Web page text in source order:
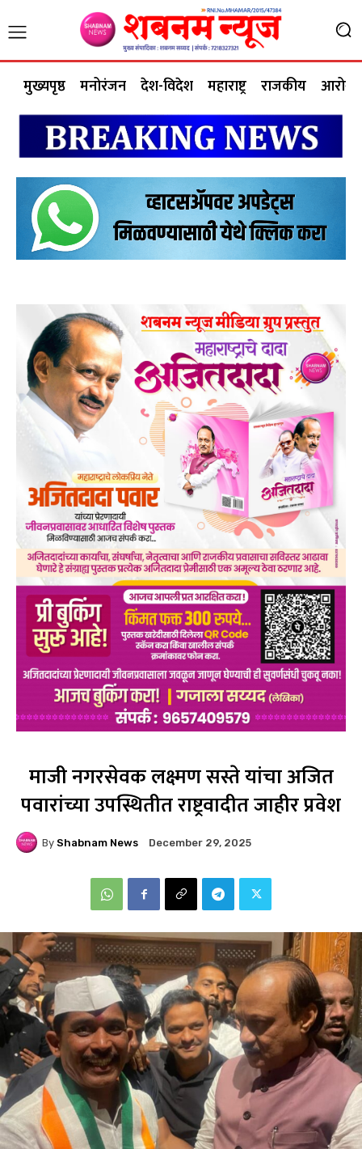
मुख्यपृष्ठ मनोरंजन देश-विदेश महाराष्ट्र राजकीय आरोग्य
माजी नगरसेवक लक्ष्मण सस्ते यांचा अजित
पवारांच्या उपस्थितीत राष्ट्रवादीत जाहीर प्रवेश
By Shabnam News December 29, 2025